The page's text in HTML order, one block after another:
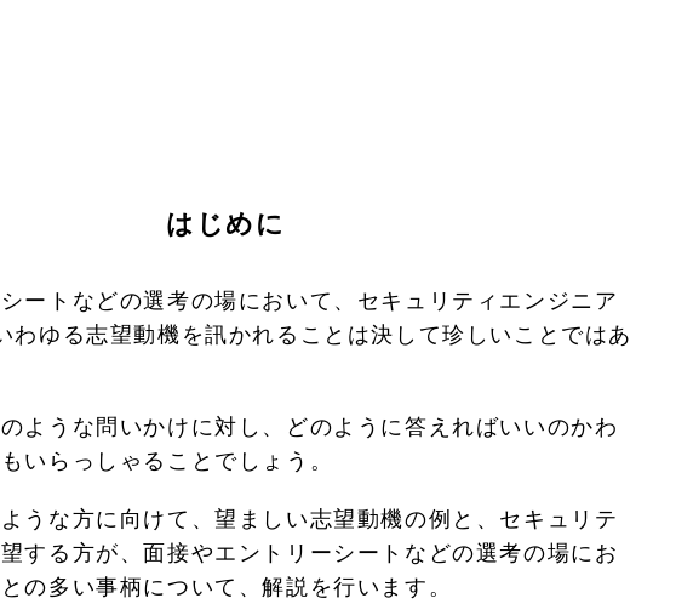
はじめに
ートなどの選考の場において、セキュリティエンジニア
ゆる志望動機を訊かれることは決して珍しいことではあ
ような問いかけに対し、どのように答えればいいのかわ
いらっしゃることでしょう。
うな方に向けて、望ましい志望動機の例と、セキュリテ
する方が、面接やエントリーシートなどの選考の場にお
の多い事柄について、解説を行います。